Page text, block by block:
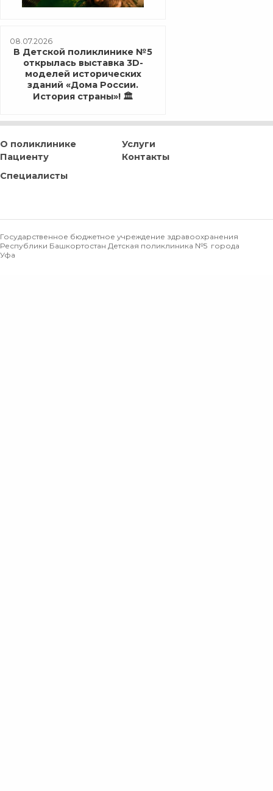
08.07.2026
В Детской поликлинике №5
открылась выставка 3D-
моделей исторических
зданий «Дома России.
История страны»! 🏛️
О поликлинике
Пациенту
Услуги
Контакты
Специалисты
Государственное бюджетное учреждение здравоохранения
Республики Башкортостан Детская поликлиника №5 города
Уфа